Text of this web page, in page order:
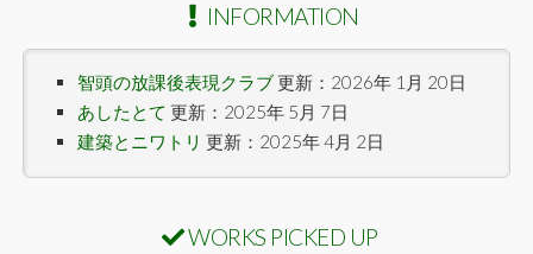
INFORMATION
智頭の放課後表現クラブ更新：2026年 1月 20日
あしたとて 更新：2025年 5月 7日
建築とニワトリ 更新：2025年 4月 2日
WORKS PICKED UP